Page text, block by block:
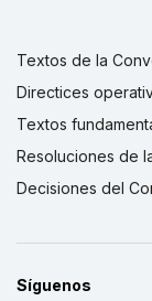
Textos de la
Directices
Textos
Resoluciones de
Decisiones del
Síguenos